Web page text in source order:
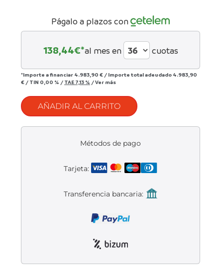
Mantenimiento de bicicletas
Págalo a plazos con
138,44€*al mes en cuotas
*Importe a financiar 4.983,90 € / Importe total adeudado 4.983,90
€ / TIN 0,00 % / TAE 7,13 % /Ver más
AÑADIR AL CARRITO
Métodos de pago
Tarjeta:
Transferencia bancaria: